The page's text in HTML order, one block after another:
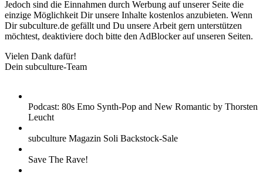
Jedoch sind die Einnahmen durch Werbung auf unserer Seite die
einzige Möglichkeit Dir unsere Inhalte kostenlos anzubieten. Wenn
Dir subculture.de gefällt und Du unsere Arbeit gern unterstützen
möchtest, deaktiviere doch bitte den AdBlocker auf unseren Seiten.
Vielen Dank dafür!
Dein subculture-Team
Podcast: 80s Emo Synth-Pop and New Romantic by Thorsten
Leucht
subculture Magazin Soli Backstock-Sale
Save The Rave!